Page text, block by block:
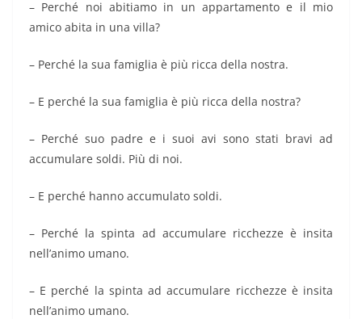
– Perché noi abitiamo in un appartamento e il mio
amico abita in una villa?
– Perché la sua famiglia è più ricca della nostra.
– E perché la sua famiglia è più ricca della nostra?
– Perché suo padre e i suoi avi sono stati bravi ad
accumulare soldi. Più di noi.
– E perché hanno accumulato soldi.
– Perché la spinta ad accumulare ricchezze è insita
nell’animo umano.
– E perché la spinta ad accumulare ricchezze è insita
nell’animo umano.